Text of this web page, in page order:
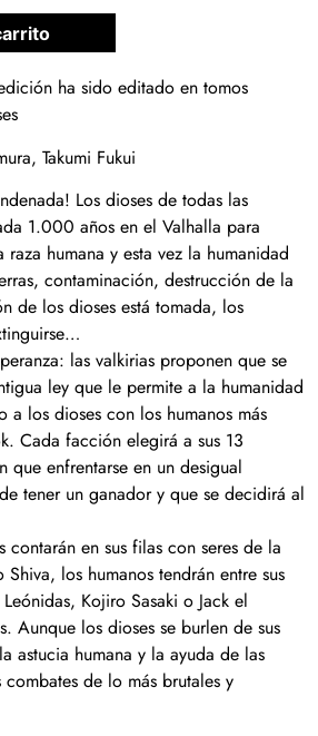
ha sido editado en tomos
Takumi Fukui
Los dioses de todas las
1.000 años en el Valhalla para
humana y esta vez la humanidad
contaminación, destrucción de la
de los dioses está tomada, los
las valkirias proponen que se
ley que le permite a la humanidad
a los dioses con los humanos más
Cada facción elegirá a sus 13
que enfrentarse en un desigual
tener un ganador y que se decidirá al
contarán en sus filas con seres de la
los humanos tendrán entre sus
Kojiro Sasaki o Jack el
Aunque los dioses se burlen de sus
astucia humana y la ayuda de las
de lo más brutales y